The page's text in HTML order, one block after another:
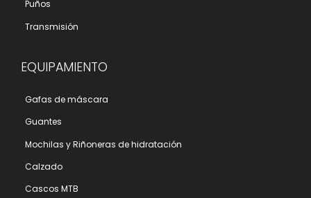
Puños
Transmisión
EQUIPAMIENTO
Gafas de máscara
Guantes
Mochilas y Riñoneras de hidratación
Calzado
Cascos MTB